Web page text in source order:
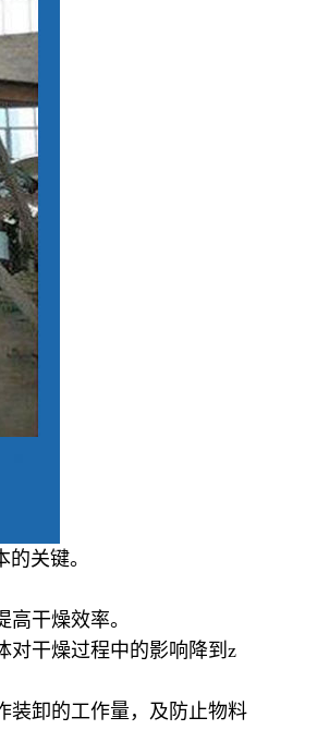
关键。
干燥效率。
干燥过程中的影响降到 z
装卸的工作量，及防止物料